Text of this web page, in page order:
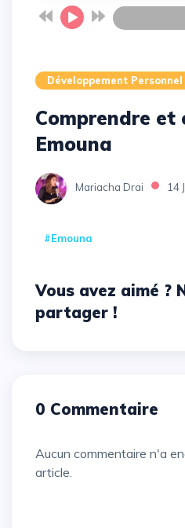
Développement Personnel
Comprendre et
Emouna
Mariacha Drai 14
#Emouna
Vous avez aimé ? N'hésitez pas à
partager !
0 Commentaire
Aucun commentaire n'a encore été posté pour cet
article.